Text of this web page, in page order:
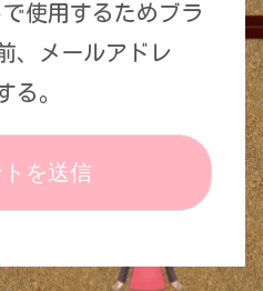
使用するためブラ
、メールアドレ
る。